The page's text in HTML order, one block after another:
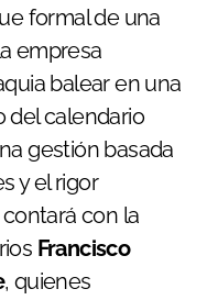
formal de una
empresa
balear en una
del calendario
gestión basada
y el rigor
con la
Francisco
, quienes